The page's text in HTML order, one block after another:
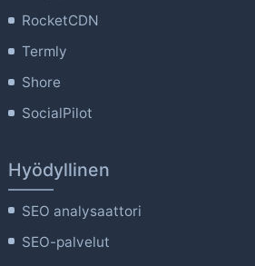
RocketCDN
Termly
Shore
SocialPilot
Hyödyllinen
SEO analysaattori
SEO-palvelut